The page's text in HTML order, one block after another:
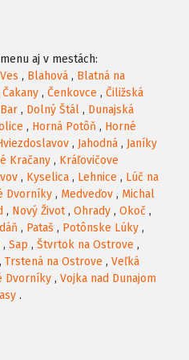
aj v mestách:
, Blahová , Blatná na
Čakany , Čenkovce , Čiližská
, Dolný Štál , Dunajská
, Horná Potôň , Horné
, Jahodná , Janíky
Kračany , Kráľovičove
, Kyselica , Lehnice , Lúč na
Dvorníky , Medveďov , Michal
, Nový Život, Ohrady , Okoč ,
, Pataš , Potônske Lúky ,
, Sap , Štvrtok na Ostrove ,
, Trstená na Ostrove , Veľká
Dvorníky , Vojka nad Dunajom
.